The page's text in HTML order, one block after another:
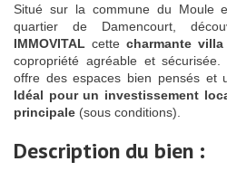
Situé sur la commune du Moule
quartier de Damencourt,
IMMOVITAL cettecharmante
copropriété agréable et sécurisée.
offre des espaces bien pensés et
Idéal pour un investissement
principale (sous conditions).
Description du bien :